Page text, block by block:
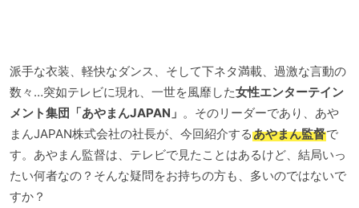
派手な衣装、軽快なダンス、そして下ネタ満載、過激な言動の
数々…突如テレビに現れ、一世を風靡した女性エンターテイン
メント集団「あやまんJAPAN」 。そのリーダーであり、あや
まんJAPAN株式会社の社長が、今回紹介するあやまん監督で
す。あやまん監督は、テレビで見たことはあるけど、結局いっ
たい何者なの？そんな疑問をお持ちの方も、多いのではないで
すか？